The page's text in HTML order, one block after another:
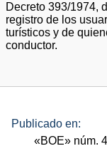
Decreto 393/1974,
registro de los
turísticos y de
conductor.
Publicado en:
«BOE» núm.